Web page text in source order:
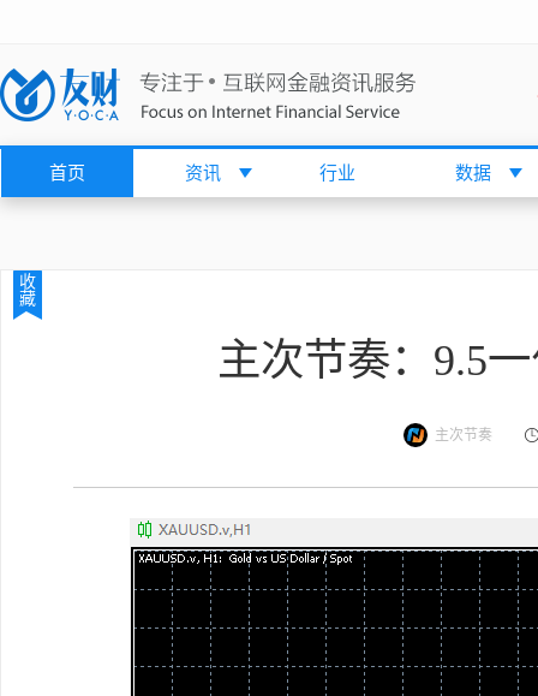
首页 资讯 行业 数据
收
藏
主次节奏：9.5
主次节奏